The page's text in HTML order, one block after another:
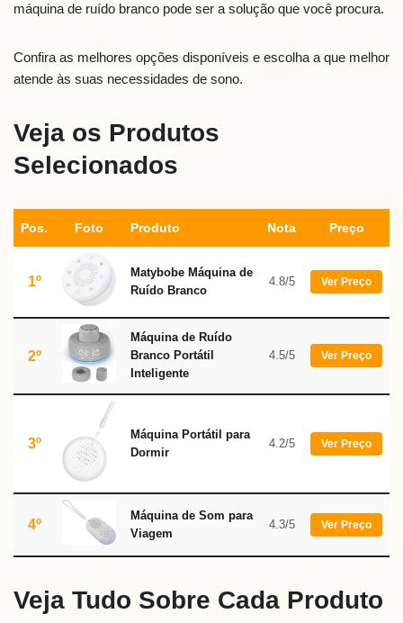
máquina de ruído branco pode ser a solução que você procura.
Confira as melhores opções disponíveis e escolha a que melhor
atende às suas necessidades de sono.
Veja os Produtos
Selecionados
Pos. Foto Produto Nota Preço
1º
Matybobe Máquina de
Ruído Branco
4.8/5 Ver Preço
2º
Máquina de Ruído
Branco Portátil
Inteligente
4.5/5 Ver Preço
3º
Máquina Portátil para
Dormir
4.2/5 Ver Preço
4º
Máquina de Som para
Viagem
4.3/5 Ver Preço
Veja Tudo Sobre Cada Produto